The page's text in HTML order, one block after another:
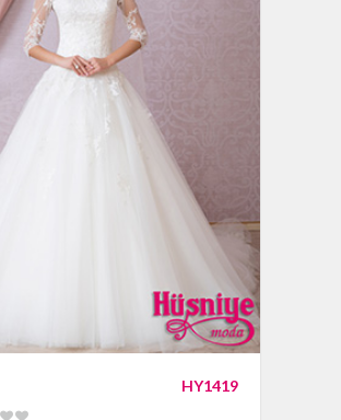
HY1419